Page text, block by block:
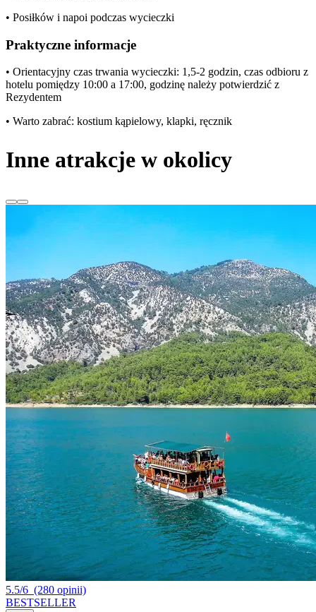
• Posiłków i napoi podczas wycieczki
Praktyczne informacje
• Orientacyjny czas trwania wycieczki: 1,5-2 godzin, czas odbioru z
hotelu pomiędzy 10:00 a 17:00, godzinę należy potwierdzić z
Rezydentem
• Warto zabrać: kostium kąpielowy, klapki, ręcznik
Inne atrakcje w okolicy
5.5/6 (280 opinii)
BESTSELLER